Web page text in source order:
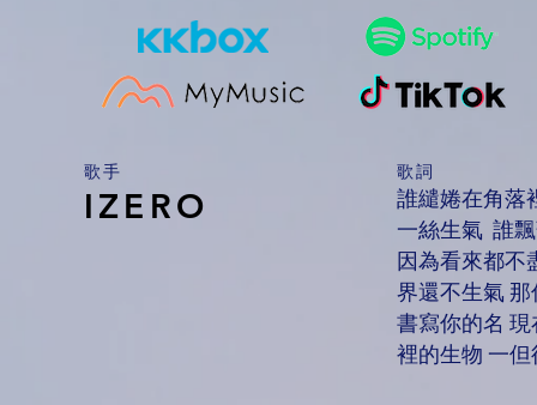
​歌手
IZERO
歌詞
誰繾婘在角落
一絲生氣 誰
因為看來都不
界還不生氣
書寫你的名
裡的生物 一